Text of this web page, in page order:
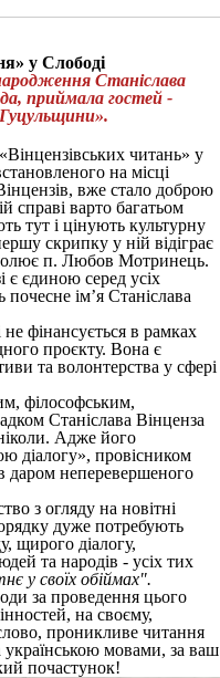
у Слободі
Станіслава
приймала гостей -
читань» у
на місці
вже стало доброю
справі варто багатьом
тут і цінують культурну
скрипку у ній відіграє
п. Любов Мотринець.
є єдиною серед усіх
почесне ім’я Станіслава
не фінансується в рамках
проєкту. Вона є
та волонтерства у сфері
філософським,
Станіслава Вінценза
Адже його
діалогу», провісником
даром неперевершеного
з огляду на новітні
дуже потребують
щирого діалогу,
та народів - усіх тих
у своїх обіймах".
за проведення цього
на своєму,
проникливе читання
українською мовами, за ваш
почастунок!